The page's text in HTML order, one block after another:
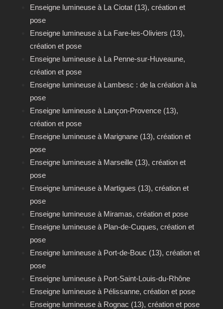
Enseigne lumineuse à La Ciotat (13), création et
pose
Enseigne lumineuse à La Fare-les-Oliviers (13),
création et pose
Enseigne lumineuse à La Penne-sur-Huveaune,
création et pose
Enseigne lumineuse à Lambesc : de la création à la
pose
Enseigne lumineuse à Lançon-Provence (13),
création et pose
Enseigne lumineuse à Marignane (13), création et
pose
Enseigne lumineuse à Marseille (13), création et
pose
Enseigne lumineuse à Martigues (13), création et
pose
Enseigne lumineuse à Miramas, création et pose
Enseigne lumineuse à Plan-de-Cuques, création et
pose
Enseigne lumineuse à Port-de-Bouc (13), création et
pose
Enseigne lumineuse à Port-Saint-Louis-du-Rhône
Enseigne lumineuse à Pélissanne, création et pose
Enseigne lumineuse à Rognac (13), création et pose